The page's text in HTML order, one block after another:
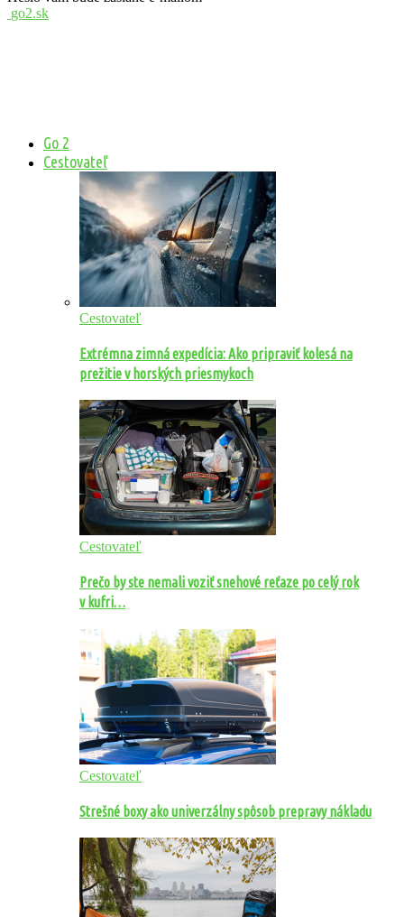
go2.sk
Go 2
Cestovateľ
Cestovateľ
Extrémna zimná expedícia: Ako pripraviť kolesá na
prežitie v horských priesmykoch
Cestovateľ
Prečo by ste nemali voziť snehové reťaze po celý rok
v kufri…
Cestovateľ
Strešné boxy ako univerzálny spôsob prepravy nákladu